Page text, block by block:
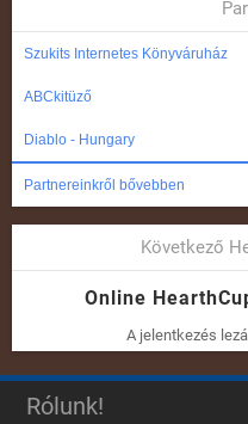
Szukits Internetes Könyváruház
ABCkitüző
Diablo - Hungary
Partnereinkről bővebben
Következő
Online
A jelentkezés
Rólunk!